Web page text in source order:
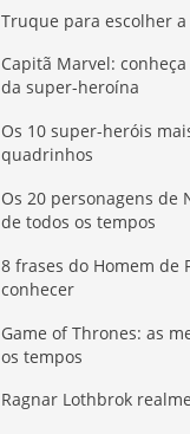
Truque para escolher a
Capitã Marvel:
da super-heroína
Os 10 super-heróis
quadrinhos
Os 20 personagens de
de todos os tempos
8 frases do Homem de
conhecer
Game of Thrones: as
os tempos
Ragnar Lothbrok